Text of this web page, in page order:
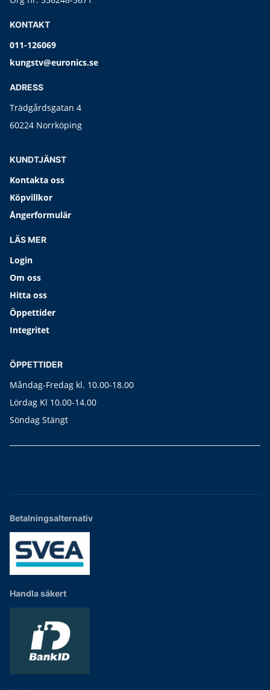
KONTAKT
011-126069
kungstv@euronics.se
ADRESS
Trädgårdsgatan 4
60224 Norrköping
KUNDTJÄNST
Kontakta oss
Köpvillkor
Ångerformulär
LÄS MER
Login
Om oss
Hitta oss
Öppettider
Integritet
ÖPPETTIDER
Måndag-Fredag kl. 10.00-18.00
Lördag Kl 10.00-14.00
Söndag Stängt
Betalningsalternativ
Handla säkert